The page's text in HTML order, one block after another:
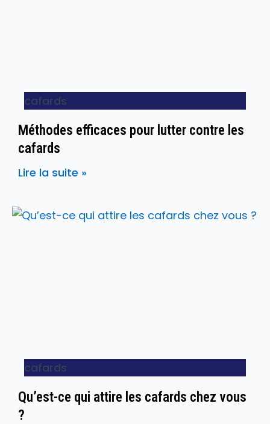
cafards
Méthodes efficaces pour lutter contre les
cafards
Lire la suite »
cafards
Qu’est-ce qui attire les cafards chez vous
?